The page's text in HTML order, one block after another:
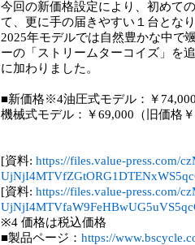
今回の新価格設定により、初めて
て、更に手の届きやすい１台とな
2025年モデルでは自然豊かな中で
ーの「ストリームターコイズ」を
に加わりました。
■新価格※4油圧式モデル：￥
機械式モデル：￥69,000（旧価格
[資料: https://files.value-press.com/
[資料: https://files.value-press.com/
※4 価格は税込価格
■製品ページ： https://